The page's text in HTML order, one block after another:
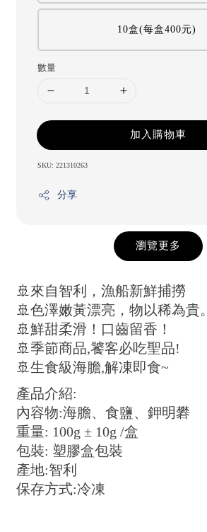
10盒(每盒400元)
數量
加入購物車
SKU: 221310263
分享
瀏覽更多
🚢來自智利，漁船新鮮捕撈
🚢色澤嫩黃漂亮，物以稀為貴。
🚢鮮甜柔滑！口齒留香！
🚢季節商品,饕客必吃聖品!
🚢生食級海膽,解凍即食~
產品介紹:
內容物:海膽、食鹽、鉀明礬
重量: 100g ± 10g /盒
包裝: 塑膠盒包裝
產地:智利
保存方式:冷凍